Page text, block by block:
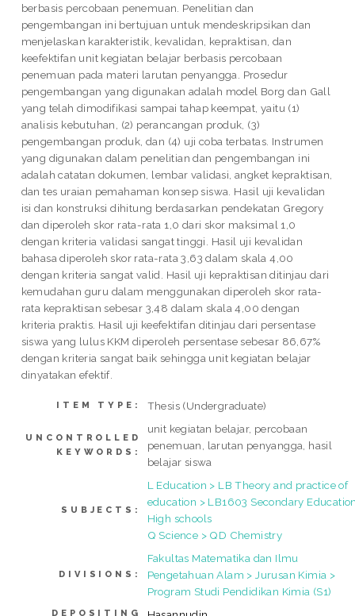
berbasis percobaan penemuan. Penelitian dan
pengembangan ini bertujuan untuk mendeskripsikan dan
menjelaskan karakteristik, kevalidan, kepraktisan, dan
keefektifan unit kegiatan belajar berbasis percobaan
penemuan pada materi larutan penyangga. Prosedur
pengembangan yang digunakan adalah model Borg dan Gall
yang telah dimodifikasi sampai tahap keempat, yaitu (1)
analisis kebutuhan, (2) perancangan produk, (3)
pengembangan produk, dan (4) uji coba terbatas. Instrumen
yang digunakan dalam penelitian dan pengembangan ini
adalah catatan dokumen, lembar validasi, angket kepraktisan,
dan tes uraian pemahaman konsep siswa. Hasil uji kevalidan
isi dan konstruksi dihitung berdasarkan pendekatan Gregory
dan diperoleh skor rata-rata 1,0 dari skor maksimal 1,0
dengan kriteria validasi sangat tinggi. Hasil uji kevalidan
bahasa diperoleh skor rata-rata 3,63 dalam skala 4,00
dengan kriteria sangat valid. Hasil uji kepraktisan ditinjau dari
kemudahan guru dalam menggunakan diperoleh skor rata-
rata kepraktisan sebesar 3,48 dalam skala 4,00 dengan
kriteria praktis. Hasil uji keefektifan ditinjau dari persentase
siswa yang lulus KKM diperoleh persentase sebesar 86,67%
dengan kriteria sangat baik sehingga unit kegiatan belajar
dinyatakan efektif.
ITEM TYPE: Thesis (Undergraduate)
UNCONTROLLED
KEYWORDS:
unit kegiatan belajar, percobaan
penemuan, larutan penyangga, hasil
belajar siswa
SUBJECTS:
L Education > LB Theory and practice of
education > LB1603 Secondary
High schools
Q Science > QD Chemistry
DIVISIONS:
Fakultas Matematika dan Ilmu
Pengetahuan Alam > Jurusan Kimia >
Program Studi Pendidikan Kimia (S1)
DEPOSITING